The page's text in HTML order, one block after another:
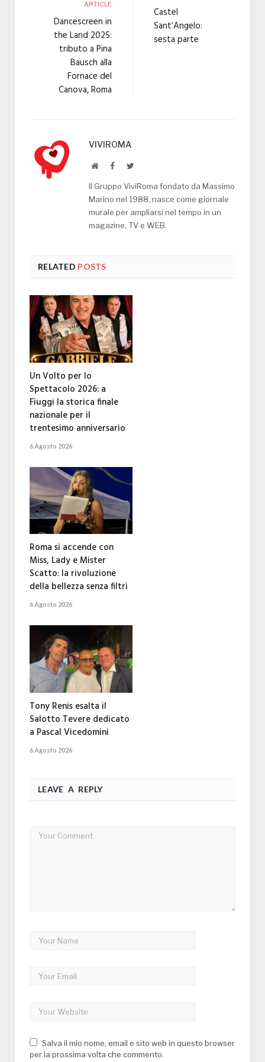
ARTICLE
Dancescreen in
the Land 2025:
tributo a Pina
Bausch alla
Fornace del
Canova, Roma
Castel
Sant’Angelo:
sesta parte
VIVIROMA
WebsiteFacebookTwitter
Il Gruppo ViviRoma fondato da Massimo
Marino nel 1988, nasce come giornale
murale per ampliarsi nel tempo in un
magazine, TV e WEB.
RELATED POSTS
Un Volto per lo
Spettacolo 2026: a
Fiuggi la storica finale
nazionale per il
trentesimo anniversario
6 Agosto 2026
Roma si accende con
Miss, Lady e Mister
Scatto: la rivoluzione
della bellezza senza filtri
6 Agosto 2026
Tony Renis esalta il
Salotto Tevere dedicato
a Pascal Vicedomini
6 Agosto 2026
LEAVE A REPLY
Salva il mio nome, email e sito web in questo browser
per la prossima volta che commento.